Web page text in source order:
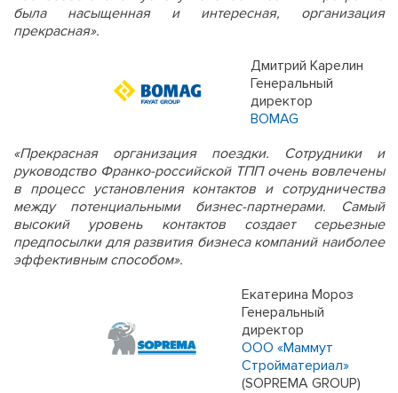
была насыщенная и интересная, организация
прекрасная».
Дмитрий Карелин
Генеральный
директор
BOMAG
«Прекрасная организация поездки. Сотрудники и
руководство Франко-российской ТПП очень вовлечены
в процесс установления контактов и сотрудничества
между потенциальными бизнес-партнерами. Самый
высокий уровень контактов создает серьезные
предпосылки для развития бизнеса компаний наиболее
эффективным способом».
Екатерина Мороз
Генеральный
директор
ООО «Маммут
Стройматериал»
(SOPREMA GROUP)